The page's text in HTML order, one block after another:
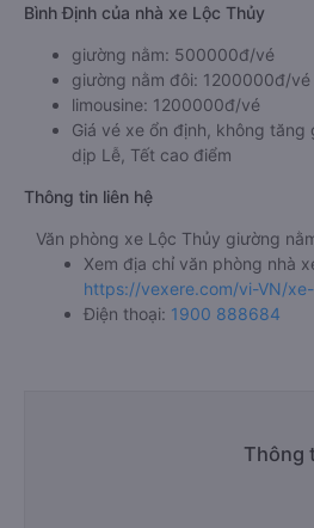
Bình Định của nhà xe Lộc Thủy
giường nằm: 500000đ/vé
giường nằm đôi: 1200000đ/vé
limousine: 1200000đ/vé
Giá vé xe ổn định, không
dịp Lễ, Tết cao điểm
Thông tin liên hệ
Văn phòng xe Lộc Thủy giường
Xem địa chỉ văn phòng nhà
https://vexere.com/vi-VN/
Điện thoại: 1900 888684
Thông